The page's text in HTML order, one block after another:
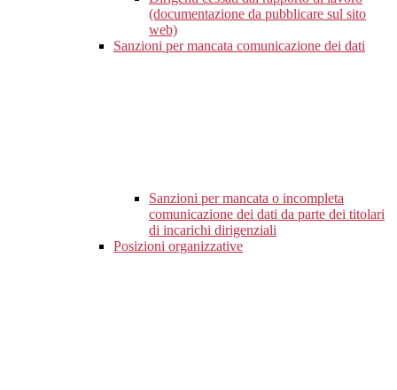
(documentazione da pubblicare sul sito
web)
Sanzioni per mancata comunicazione dei dati
Sanzioni per mancata o incompleta
comunicazione dei dati da parte dei titolari
di incarichi dirigenziali
Posizioni organizzative